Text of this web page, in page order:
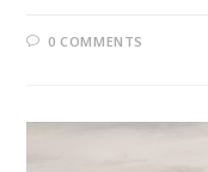
0 COMMENTS